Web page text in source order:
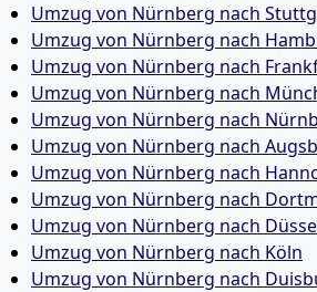
Umzug von Nürnberg nach
Umzug von Nürnberg nach
Umzug von Nürnberg nach
Umzug von Nürnberg nach
Umzug von Nürnberg nach
Umzug von Nürnberg nach
Umzug von Nürnberg nach
Umzug von Nürnberg nach
Umzug von Nürnberg nach
Umzug von Nürnberg nach Köln
Umzug von Nürnberg nach